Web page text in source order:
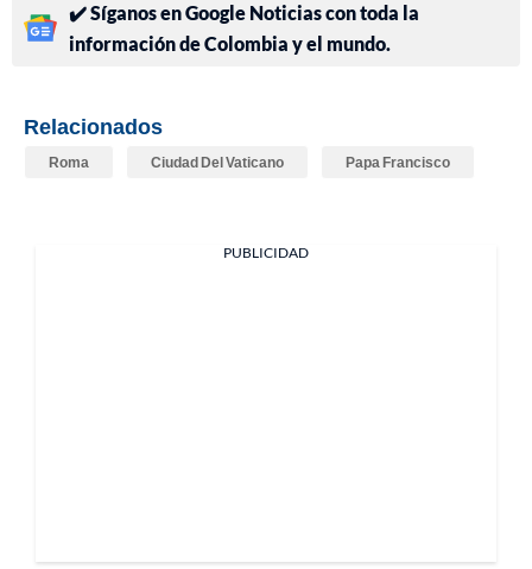
✔️ Síganos en Google Noticias con toda la
información de Colombia y el mundo.
Relacionados
Roma Ciudad Del Vaticano Papa Francisco
PUBLICIDAD